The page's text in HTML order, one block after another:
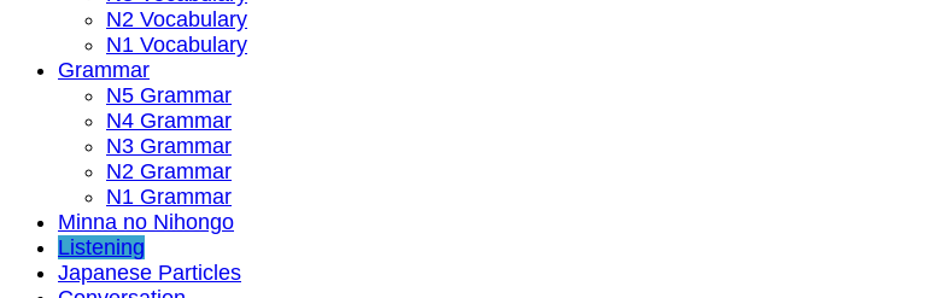
N2 Vocabulary
N1 Vocabulary
Grammar
N5 Grammar
N4 Grammar
N3 Grammar
N2 Grammar
N1 Grammar
Minna no Nihongo
Listening
Japanese Particles